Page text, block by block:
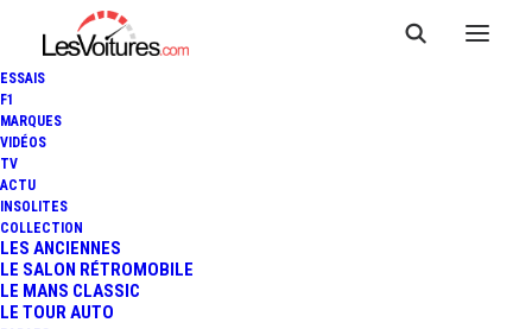
ESSAIS
F1
MARQUES
VIDÉOS
TV
ACTU
INSOLITES
COLLECTION
LES ANCIENNES
LE SALON RÉTROMOBILE
LE MANS CLASSIC
LE TOUR AUTO
EXEMPLAIRE EN FIBRE DE
CARBONE APPARENTE POUR